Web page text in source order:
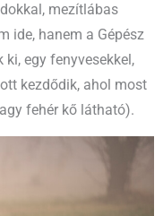
mezítlábas
ide, hanem a Gépész
egy fenyvesekkel,
kezdődik, ahol most
fehér kő látható).